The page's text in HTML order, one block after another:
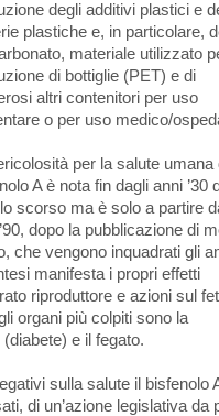
degli additivi plastici e
plastiche e, in particolare,
materiale utilizzato
di bottiglie (PET) e di
altri contenitori per uso
o per uso medico/
per la salute umana
A è nota fin dagli anni ’30
scorso ma è solo a partire
dopo la pubblicazione di
che vengono inquadrati gli
manifesta i propri effetti
riproduttore e azioni sul
organi più colpiti sono la
e il fegato.
sulla salute il bisfenolo
di un’azione legislativa da